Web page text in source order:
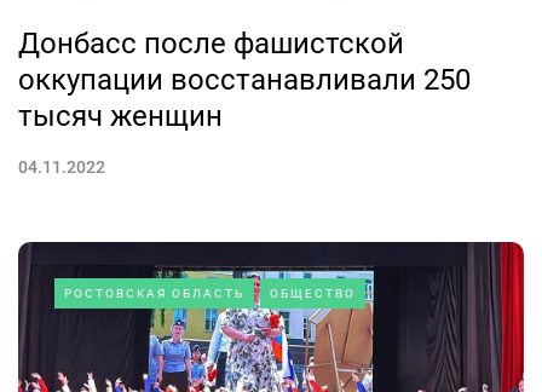
Донбасс после фашистской
оккупации восстанавливали 250
тысяч женщин
04.11.2022
РОСТОВСКАЯ ОБЛАСТЬ ОБЩЕСТВО